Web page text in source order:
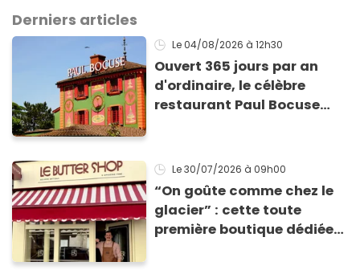
Derniers articles
Le 04/08/2026 à 12h30
Ouvert 365 jours par an
d'ordinaire, le célèbre
restaurant Paul Bocuse
Le 30/07/2026 à 09h00
“On goûte comme chez le
glacier” : cette toute
première boutique dédiée